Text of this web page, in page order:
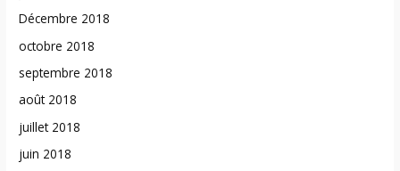
Décembre 2018
octobre 2018
septembre 2018
août 2018
juillet 2018
juin 2018